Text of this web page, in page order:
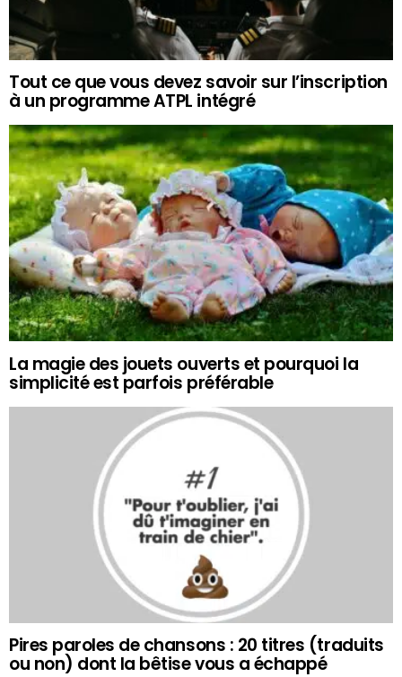
Tout ce que vous devez savoir sur l’inscription
à un programme ATPL intégré
La magie des jouets ouverts et pourquoi la
simplicité est parfois préférable
Pires paroles de chansons : 20 titres (traduits
ou non) dont la bêtise vous a échappé